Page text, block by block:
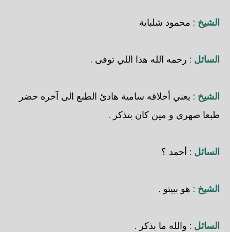
الشيخ : محمود شلباية
السائل : رحمه الله هذا اللي توفى .
الشيخ : يعني أخلاقه سامية هادئ الطبع الى آخره حضر
طبعا صهري و مين كان بتذكر .
السائل : أحمد ؟
الشيخ : هو ببيتو .
السائل : والله ما بذكر .